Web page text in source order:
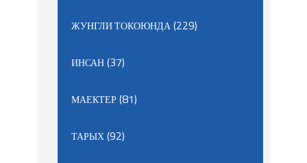
ЖУНГЛИ ТОКОЮНДА(229)
ИНСАН(37)
МАЕКТЕР(81)
ТАРЫХ(92)